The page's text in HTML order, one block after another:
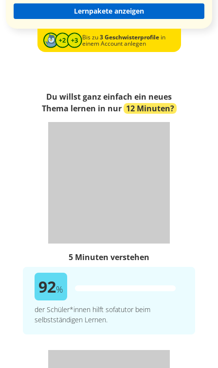
Lernpakete anzeigen
Bis zu3 Geschwisterprofilein
einem Account anlegen
Du willst ganz einfach ein neues
Thema lernen in nur 12 Minuten?
5 Minuten verstehen
92%
der Schüler*innen hilft sofatutor beim
selbstständigen Lernen.